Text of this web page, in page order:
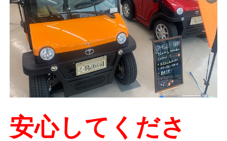
安心してくださ